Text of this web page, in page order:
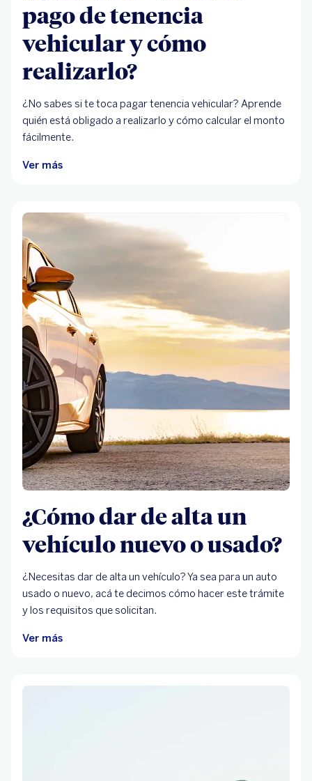
pago de tenencia
vehicular y cómo
realizarlo?
¿No sabes si te toca pagar tenencia vehicular? Aprende
quién está obligado a realizarlo y cómo calcular el monto
fácilmente.
Ver más
¿Cómo dar de alta un
vehículo nuevo o usado?
¿Necesitas dar de alta un vehículo? Ya sea para un auto
usado o nuevo, acá te decimos cómo hacer este trámite
y los requisitos que solicitan.
Ver más